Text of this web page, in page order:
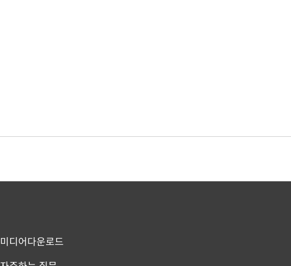
미디어다운로드